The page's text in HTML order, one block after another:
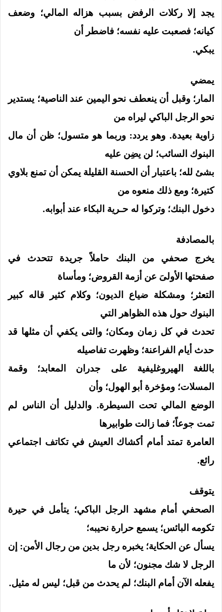
يجد إلا ركلات الرفض بسبب هزاله المالي؛ وضعف
كيانه؛ فصعبت عليه نفسه؛ فاضطر أن
يبكي.
يمضي
المار؛ وقبل أن ينعطف نحو اليمين عند الناصية؛ يستدير
نحو الرجل الباكي ليراه من
زاوية بعيدة. وهو يردد: وربما هو متسول؛ ظن أن مال
البنوك السائب؛ لن يضِن عليه
بشئ لله؛ باعتبار أن الحسنة القليلة يمكن أن تمنع بلاوي
كتيرة؛ ومع ذلك منعوه من
دخول البنك؛ وتركوا له حـرية البكاء عند أبوابه.
بالمصادفة
يخرج صحفي من البنك حاملاً جريدة تتحدث في
صفحتها الأولىَ عن أزمة القروض؛ ومأساة
التعثر؛ ومشكلة ضياع الديون؛ وكلام كثير قاله كبير
البنوك حول هذه الظواهر التي
تحدث في كل زمان ومكان؛ والتى يكفي أن مثلها قد
حدث أيام الفراعنة؛ وظهرت تفاصيله
باللغة الهيروغليفية على جدران المعابد؛ وقمة
المسلات؛ ومؤخرة أبو الهول؛ وأن
الوضع المالي تحت السيطرة. والدليل أن الناس لم
تمت جوعاً؛ فما زالت طوابيرها
العامرة تمتد أمام أكشاك العيش في تكاتف اجتماعي
رائع.
يتوقف
الصحفي أمام مشهد الرجل الباكي؛ يتأمل في حيرة
تكومه البائس؛ يسمع حرارة نحيبه؛
يسأل عن الحكاية؛ يخبره رجل بدين من رجال الأمن: إن
الرجل لا شك مجنون؛ لأن ما
يفعله الآن أمام البنك؛ لم يحدث من قبل؛ ليس له مثيل.